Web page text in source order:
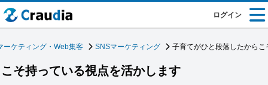
ログイン
ーケティング・Web集客 SNSマーケティング 子育てがひと段落したから
そ持っている視点を活かします